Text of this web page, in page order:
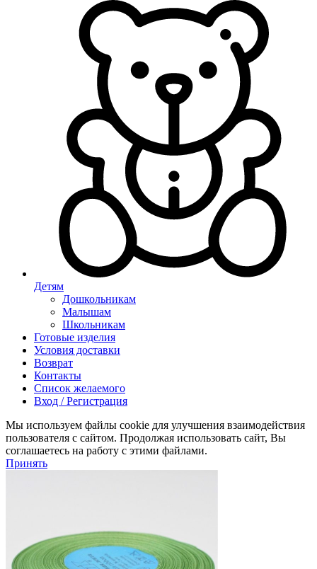
Детям
Дошкольникам
Малышам
Школьникам
Готовые изделия
Условия доставки
Возврат
Контакты
Список желаемого
Вход / Регистрация
Мы используем файлы cookie для улучшения взаимодействия
пользователя с сайтом. Продолжая использовать сайт, Вы
соглашаетесь на работу с этими файлами.
Принять